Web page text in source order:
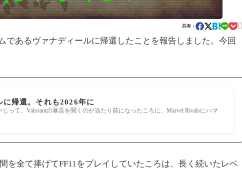
共有：

あるヴァナディールに帰還したことを報告しました。今回
に帰還。それも2026年に
って、Valorantの暴言を聞くのが当たり前になったころに、Marvel Rivalsにハマ
を全て捧げてFF11をプレイしていたころは、長く続いたレベ